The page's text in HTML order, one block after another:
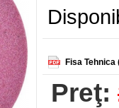
Fisa Tehnica
Preţ: